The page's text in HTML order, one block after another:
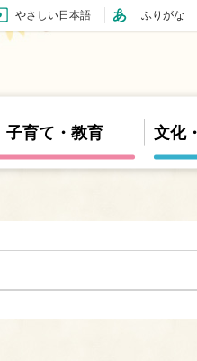
やさしい日本語 ふりがな
子育て・教育 文化